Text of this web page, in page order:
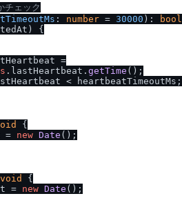
チェック
: number = 30000 ):
) {
=
. lastHeartbeat . getTime ();
< heartbeatTimeoutMs;
{
= new Date ();
void
{
= new Date ();